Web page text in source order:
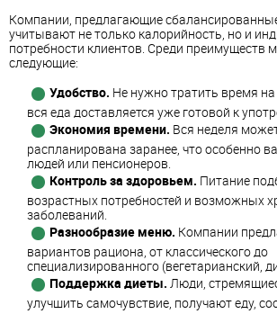
Компании, предлагающие
учитывают не только калорийность, но и
потребности клиентов. Среди преимуществ
следующие:
Удобство. Не нужно тратить время на
вся еда доставляется уже готовой к
Экономия времени. Вся неделя
распланирована заранее, что особенно
людей или пенсионеров.
Контроль за здоровьем. Питание
возрастных потребностей и возможных
заболеваний.
Разнообразие меню. Компании
вариантов рациона, от классического до
специализированного (вегетарианский,
Поддержка диеты. Люди,
улучшить самочувствие, получают еду,